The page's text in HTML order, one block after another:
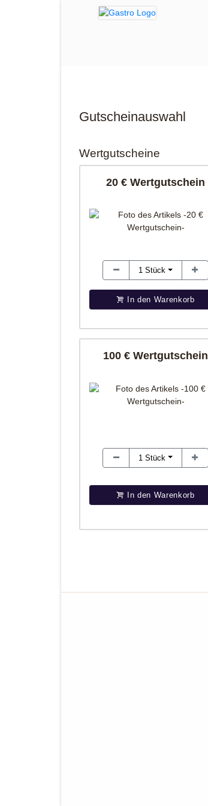
Gutscheinauswahl
Wertgutscheine
20 € Wertgutschein
1Stück
In den Warenkorb
100 € Wertgutschein
1Stück
In den Warenkorb